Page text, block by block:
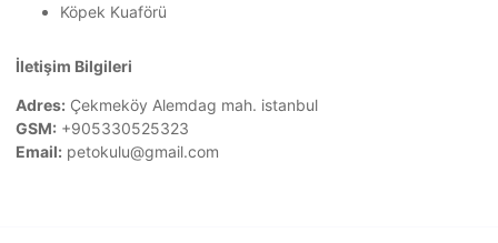
Köpek Kuaförü
İletişim Bilgileri
Adres: Çekmeköy Alemdag mah. istanbul
GSM: +905330525323
Email: petokulu@gmail.com